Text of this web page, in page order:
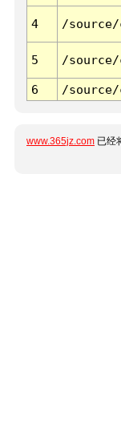
4 /
5 /
6 /
www.365jz.com 已经